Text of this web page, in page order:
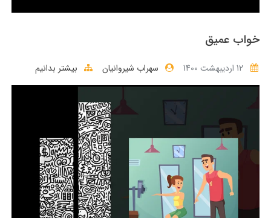
خواب عمیق
سهراب شیروانیان بیشتر بدانیم